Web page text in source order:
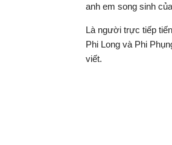
anh em song sinh
Là người trực tiếp
Phi Long và Phi
viết.